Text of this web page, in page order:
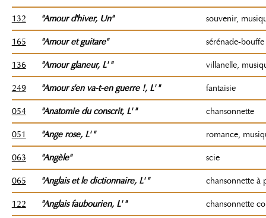
132 "Amour d'hiver, Un" souvenir,
165 "Amour et guitare" sérénade-bouffe
136 "Amour glaneur, L'" villanelle,
249 "Amour s'en va-t-en guerre !, L'" fantaisie
054 "Anatomie du conscrit, L'" chansonnette
051 "Ange rose, L'" romance,
063 "Angèle" scie
065 "Anglais et le dictionnaire, L'" chansonnette à
122 "Anglais faubourien, L'" chansonnette